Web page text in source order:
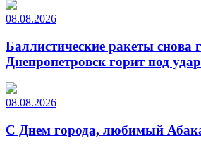
08.08.2026
Баллистические ракеты снова
Днепропетровск горит под
08.08.2026
С Днем города, любимый